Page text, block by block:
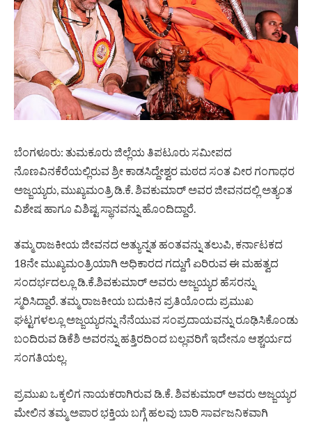
ಬೆಂಗಳೂರು: ತುಮಕೂರು ಜಿಲ್ಲೆಯ ತಿಪಟೂರು ಸಮೀಪದ
ನೊಣವಿನಕೆರೆಯಲ್ಲಿರುವ ಶ್ರೀ ಕಾಡಸಿದ್ದೇಶ್ವರ ಮಠದ ಸಂತ ವೀರ ಗಂಗಾಧರ
ಅಜ್ಜಯ್ಯರು, ಮುಖ್ಯಮಂತ್ರಿ ಡಿ.ಕೆ. ಶಿವಕುಮಾರ್ ಅವರ ಜೀವನದಲ್ಲಿ ಅತ್ಯಂತ
ವಿಶೇಷ ಹಾಗೂ ವಿಶಿಷ್ಟ ಸ್ಥಾನವನ್ನು ಹೊಂದಿದ್ದಾರೆ.
ತಮ್ಮ ರಾಜಕೀಯ ಜೀವನದ ಅತ್ಯುನ್ನತ ಹಂತವನ್ನು ತಲುಪಿ, ಕರ್ನಾಟಕದ
18ನೇ ಮುಖ್ಯಮಂತ್ರಿಯಾಗಿ ಅಧಿಕಾರದ ಗದ್ದುಗೆ ಏರಿರುವ ಈ ಮಹತ್ವದ
ಸಂದರ್ಭದಲ್ಲೂ ಡಿ.ಕೆ.ಶಿವಕುಮಾರ್ ಅವರು ಅಜ್ಜಯ್ಯರ ಹೆಸರನ್ನು
ಸ್ಮರಿಸಿದ್ದಾರೆ. ತಮ್ಮ ರಾಜಕೀಯ ಬದುಕಿನ ಪ್ರತಿಯೊಂದು ಪ್ರಮುಖ
ಘಟ್ಟಗಳಲ್ಲೂ ಅಜ್ಜಯ್ಯರನ್ನು ನೆನೆಯುವ ಸಂಪ್ರದಾಯವನ್ನು ರೂಢಿಸಿಕೊಂಡು
ಬಂದಿರುವ ಡಿಕೆಶಿ ಅವರನ್ನು ಹತ್ತಿರದಿಂದ ಬಲ್ಲವರಿಗೆ ಇದೇನೂ ಆಶ್ಚರ್ಯದ
ಸಂಗತಿಯಲ್ಲ.
ಪ್ರಮುಖ ಒಕ್ಕಲಿಗ ನಾಯಕರಾಗಿರುವ ಡಿ.ಕೆ. ಶಿವಕುಮಾರ್ ಅವರು ಅಜ್ಜಯ್ಯರ
ಮೇಲಿನ ತಮ್ಮ ಅಪಾರ ಭಕ್ತಿಯ ಬಗ್ಗೆ ಹಲವು ಬಾರಿ ಸಾರ್ವಜನಿಕವಾಗಿ